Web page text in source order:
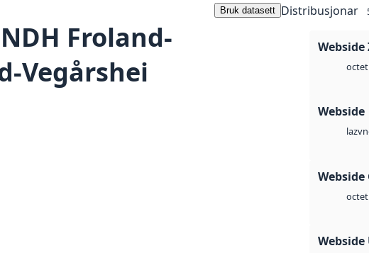
Froland-
Vegårshei
Bruk datasett Distribusjonar
Webside
octet
Webside
laz
Webside
octet
Webside